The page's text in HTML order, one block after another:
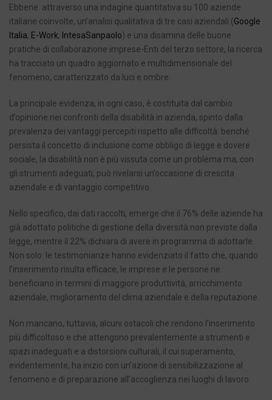
Ebbene: attraverso una indagine quantitativa su 100 aziende
italiane coinvolte, un’analisi qualitativa di tre casi aziendali (Google
Italia, E-Work, IntesaSanpaolo) e una disamina delle buone
pratiche di collaborazione imprese-Enti del terzo settore, la ricerca
ha tracciato un quadro aggiornato e multidimensionale del
fenomeno, caratterizzato da luci e ombre.
La principale evidenza, in ogni caso, è costituita dal cambio
d’opinione nei confronti della disabilità in azienda, spinto dalla
prevalenza dei vantaggi percepiti rispetto alle difficoltà: benché
persista il concetto di inclusione come obbligo di legge e dovere
sociale, la disabilità non è più vissuta come un problema ma, con
gli strumenti adeguati, può rivelarsi un’occasione di crescita
aziendale e di vantaggio competitivo.
Nello specifico, dai dati raccolti, emerge che il 76% delle aziende ha
già adottato politiche di gestione della diversità non previste dalla
legge, mentre il 22% dichiara di avere in programma di adottarle.
Non solo: le testimonianze hanno evidenziato il fatto che, quando
l’inserimento risulta efficace, le imprese e le persone ne
beneficiano in termini di maggiore produttività, arricchimento
aziendale, miglioramento del clima aziendale e della reputazione.
Non mancano, tuttavia, alcuni ostacoli che rendono l’inserimento
più difficoltoso e che attengono prevalentemente a strumenti e
spazi inadeguati e a distorsioni culturali, il cui superamento,
evidentemente, ha inizio con un’azione di sensibilizzazione al
fenomeno e di preparazione all’accoglienza nei luoghi di lavoro.